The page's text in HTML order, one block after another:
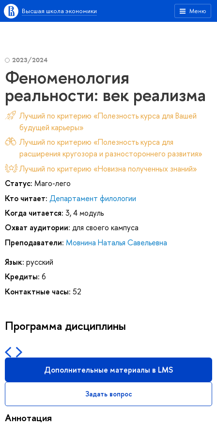
Меню
Высшая школа экономики
2023/2024
Феноменология
реальности: век реализма
Лучший по критерию «Полезность курса для Вашей
будущей карьеры»
Лучший по критерию «Полезность курса для
расширения кругозора и разностороннего развития»
Лучший по критерию «Новизна полученных знаний»
Статус: Маго-лего
Кто читает: Департамент филологии
Когда читается: 3, 4 модуль
Охват аудитории: для своего кампуса
Преподаватели: Мовнина Наталья Савельевна
Язык: русский
Кредиты: 6
Контактные часы: 52
Программа дисциплины
Дополнительные материалы в LMS
Задать вопрос
Аннотация